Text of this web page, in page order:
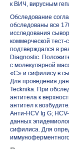
к ВИЧ, вирусным
Обследование
обследованы все
исследования
коммерческой тест-
подтверждался в
Diagnostic.
с молекулярной
«C» и сифилису в
Для проведения
Tecknika. При
антитела к
антител к
Анти-HCV Ig G;
данных
сифилиса. Для